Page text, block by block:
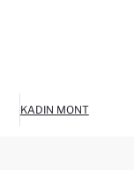
KADIN MONT